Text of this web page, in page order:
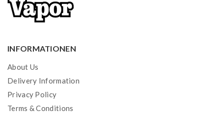
INFORMATIONEN
About Us
Delivery Information
Privacy Policy
Terms & Conditions